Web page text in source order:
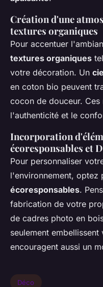
Création d'une
textures organiques
Pour accentuer
textures organiques
votre décoration. Un
en coton bio peuvent
cocon de douceur.
l'authenticité et le
Incorporation
écoresponsables et
Pour personnaliser
l'environnement, optez
écoresponsables.
fabrication de votre
de cadres photo en
seulement
encouragent aussi un
Déco